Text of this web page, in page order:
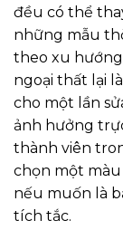
đều có thể
những mẫu
theo xu
ngoại thất lại
cho một lần
ảnh hưởng
thành viên
chọn một
nếu muốn là
tích tắc.